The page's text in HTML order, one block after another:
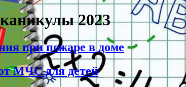
2023
при пожаре в доме
МЧС для детей